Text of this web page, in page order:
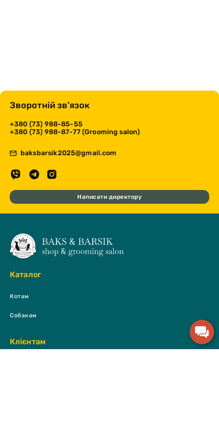
Зворотній зв’язок
+380 (73) 988-85-55
+380 (73) 988-87-77 (Grooming salon)
baksbarsik2025@gmail.com
Написати директору
Каталог
Котам
Собакам
Клієнтам